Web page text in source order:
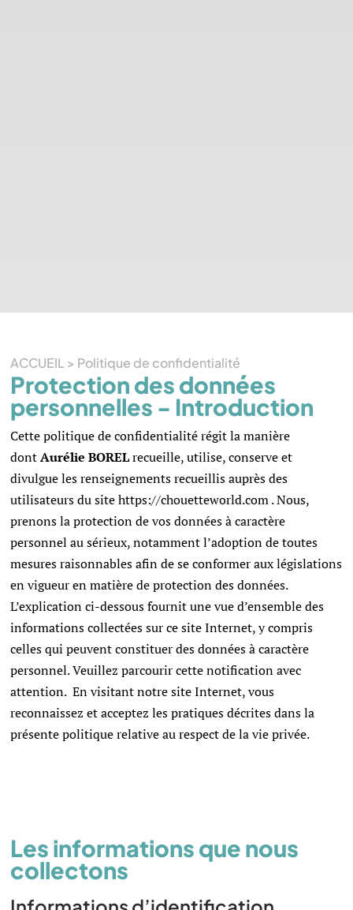
ACCUEIL > Politique de confidentialité
Protection des données
personnelles - Introduction
Cette politique de confidentialité régit la manière
dontAurélie BORELrecueille, utilise, conserve et
divulgue les renseignements recueillis auprès des
utilisateurs du site https://chouetteworld.com . Nous,
prenons la protection de vos données à caractère
personnel au sérieux, notamment l’adoption de toutes
mesures raisonnables afin de se conformer aux législations
en vigueur en matière de protection des données.
L’explication ci-dessous fournit une vue d’ensemble des
informations collectées sur ce site Internet, y compris
celles qui peuvent constituer des données à caractère
personnel. Veuillez parcourir cette notification avec
attention. En visitant notre site Internet, vous
reconnaissez et acceptez les pratiques décrites dans la
présente politique relative au respect de la vie privée.
Les informations que nous
collectons